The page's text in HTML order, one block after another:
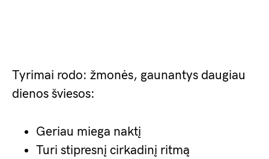
Tyrimai rodo: žmonės, gaunantys daugiau
dienos šviesos:
Geriau miega naktį
Turi stipresnį cirkadinį ritmą